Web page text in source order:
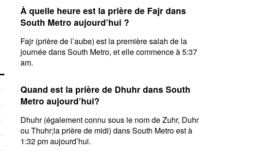
À quelle heure est la prière de Fajr dans
South Metro aujourd’hui ?
Fajr (prière de l’aube) est la première salah de la
journée dans South Metro, et elle commence à 5:37
am.
Quand est la prière de Dhuhr dans South
Metro aujourd’hui?
Dhuhr (également connu sous le nom de Zuhr, Duhr
ou Thuhr;la prière de midi) dans South Metro est à
1:32 pm aujourd’hui.